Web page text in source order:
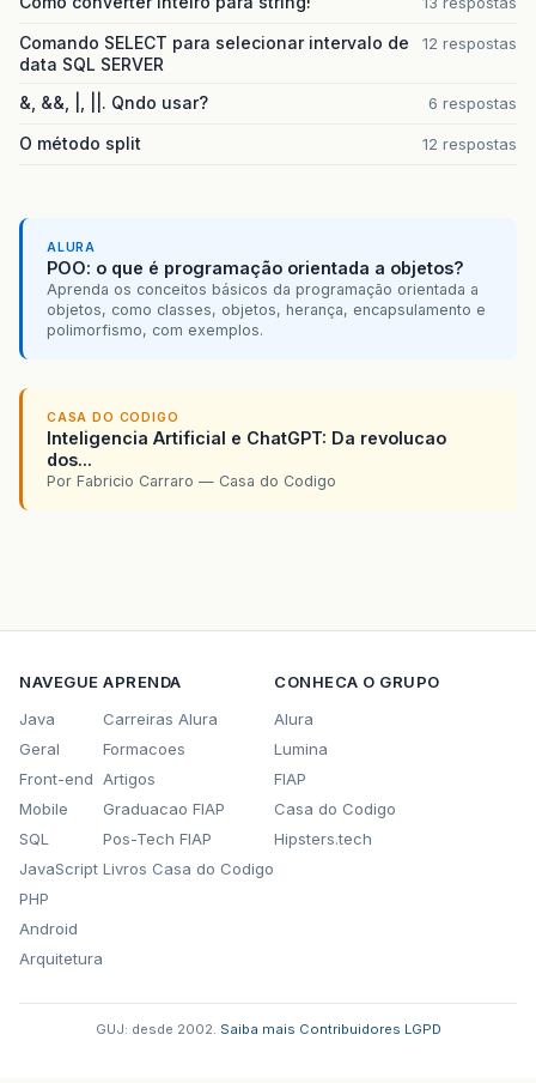
Comando SELECT para selecionar intervalo de
data SQL SERVER
12 respostas
&, &&, |, ||. Qndo usar? 6 respostas
O método split 12 respostas
ALURA
POO: o que é programação orientada a objetos?
Aprenda os conceitos básicos da programação orientada a
objetos, como classes, objetos, herança, encapsulamento e
polimorfismo, com exemplos.
CASA DO CODIGO
Inteligencia Artificial e ChatGPT: Da revolucao
dos...
Por Fabricio Carraro — Casa do Codigo
NAVEGUE
Java
Geral
Front-end
Mobile
SQL
JavaScript
PHP
Android
Arquitetura
APRENDA
Carreiras Alura
Formacoes
Artigos
Graduacao FIAP
Pos-Tech FIAP
Livros Casa do Codigo
CONHECA O GRUPO
Alura
Lumina
FIAP
Casa do Codigo
Hipsters.tech
GUJ: desde 2002. Saiba mais Contribuidores LGPD